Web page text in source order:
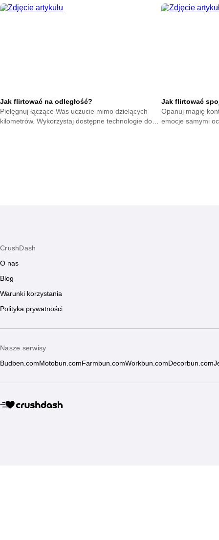
Zrozum naturę intymnych gestów bez zbędnego
stresu.
Poczuj spokój
Jak flirtować na odległość?
Pielęgnuj łączące Was uczucie mimo dzielących
kilometrów. Wykorzystaj dostępne technologie do
Jak flirtować
Opanuj magię
emocje samymi
CrushDash
O nas
Blog
Warunki korzystania
Polityka prywatności
Nasze serwisy
Budben.com Motobun.com Farmbun.comWorkbun.com Decorbun.com